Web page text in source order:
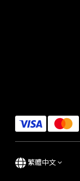
繁體中文